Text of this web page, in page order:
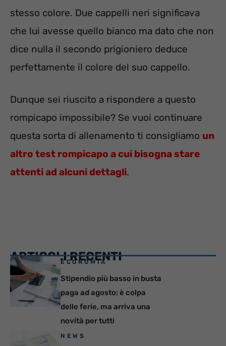
stesso colore. Due cappelli neri significava
che lui avesse quello bianco ma dato che non
dice nulla il secondo prigioniero deduce
perfettamente il colore del suo cappello.
Dunque sei riuscito a rispondere a questo
rompicapo impossibile? Se vuoi continuare
questa sorta di allenamento ti consigliamo un
altro test rompicapo a cui bisogna stare
attenti ad alcuni dettagli.
ARTICOLI RECENTI
ECONOMIA
Stipendio più basso in busta
paga ad agosto: è colpa
delle ferie, ma arriva una
novità per tutti
NEWS